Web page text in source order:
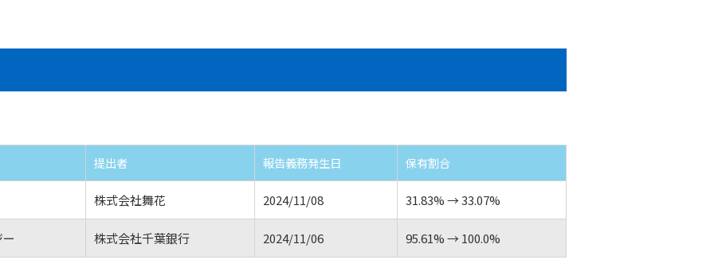
提出者 報告義務発生日 保有割合
株式会社舞花 2024/11/08 31.83% → 33.07%
株式会社千葉銀行 2024/11/06 95.61% → 100.0%